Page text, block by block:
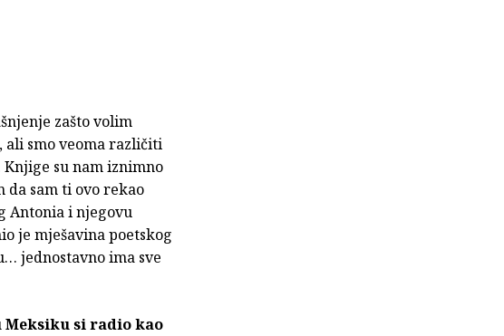
zašto volim
ali smo veoma različiti
su nam iznimno
da sam ti ovo rekao
Antonia i njegovu
je mješavina poetskog
jednostavno ima sve
Meksiku si radio kao